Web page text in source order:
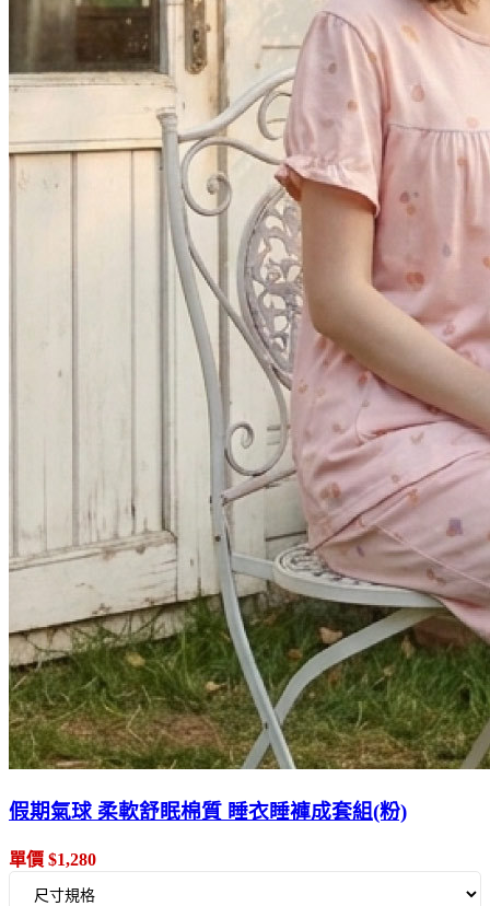
假期氣球 柔軟舒眠棉質 睡衣睡褲成套組(粉)
單價 $1,280